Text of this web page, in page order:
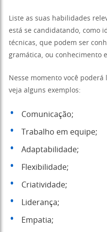
Liste as suas habilidades
está se candidatando, como
técnicas, que podem ser
gramática, ou conhecimento
Nesse momento você
veja alguns exemplos:
Comunicação;
Trabalho em equipe;
Adaptabilidade;
Flexibilidade;
Criatividade;
Liderança;
Empatia;